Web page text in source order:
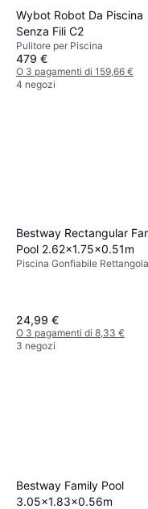
Wybot Robot Da Piscina
Senza Fili C2
Pulitore per Piscina
479 €
O 3 pagamenti di 159,66 €
4 negozi
Bestway Rectangular
Pool 2.62x1.75x0.51m
Piscina Gonfiabile
24,99 €
O 3 pagamenti di 8,33 €
3 negozi
Bestway Family Pool
3.05x1.83x0.56m